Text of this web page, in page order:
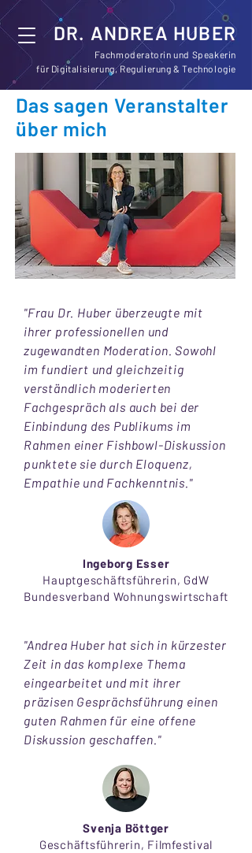
DR. ANDREA HUBER
Fachmoderatorin und Speakerin
für Digitalisierung, Regulierung & Technologie
Das sagen Veranstalter
über mich
"Frau Dr. Huber überzeugte mit
ihrer professionellen und
zugewandten Moderation. Sowohl
im fundiert und gleichzeitig
verständlich moderierten
Fachgespräch als auch bei der
Einbindung des Publikums im
Rahmen einer Fishbowl-Diskussion
punktete sie durch Eloquenz,
Empathie und Fachkenntnis."
Ingeborg Esser
Hauptgeschäftsführerin, GdW
Bundesverband Wohnungswirtschaft
"Andrea Huber hat sich in kürzester
Zeit in das komplexe Thema
eingearbeitet und mit ihrer
präzisen Gesprächsführung einen
guten Rahmen für eine offene
Diskussion geschaffen."
Svenja Böttger
Geschäftsführerin, Filmfestival